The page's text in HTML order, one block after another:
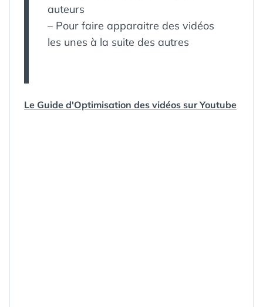
auteurs
– Pour faire apparaitre des vidéos
les unes à la suite des autres
Le Guide d'Optimisation des vidéos sur Youtube